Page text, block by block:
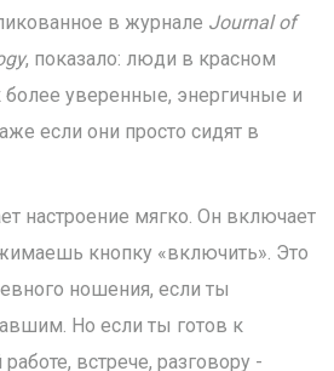
в журнале Journal of
, показало: люди в красном
уверенные, энергичные и
если они просто сидят в
настроение мягко. Он включает
кнопку «включить». Это
ношения, если ты
Но если ты готов к
встрече, разговору -